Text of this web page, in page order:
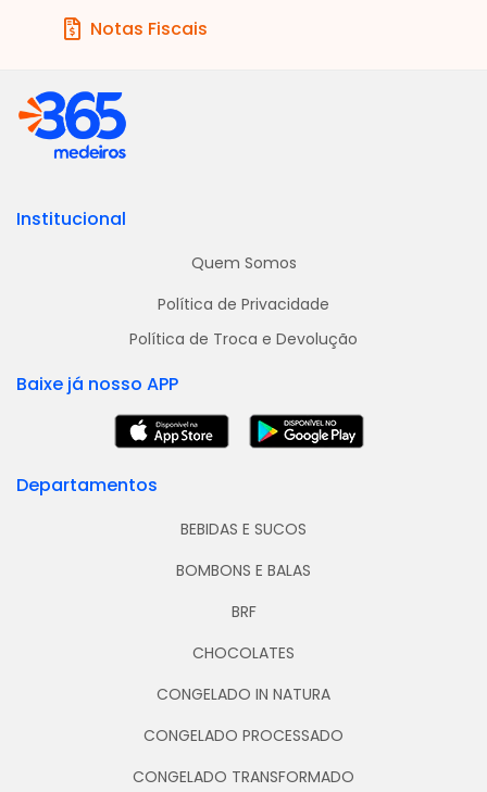
Notas Fiscais
Institucional
Quem Somos
Política de Privacidade
Política de Troca e Devolução
Baixe já nosso APP
Departamentos
BEBIDAS E SUCOS
BOMBONS E BALAS
BRF
CHOCOLATES
CONGELADO IN NATURA
CONGELADO PROCESSADO
CONGELADO TRANSFORMADO